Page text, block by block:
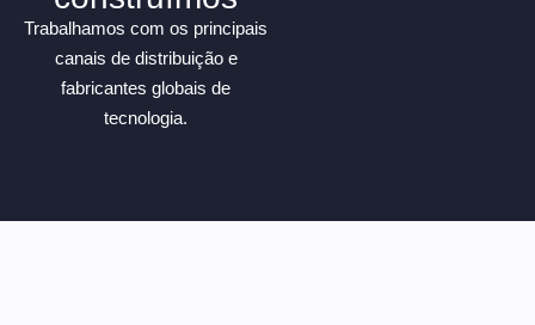
Trabalhamos com os principais
canais de distribuição e
fabricantes globais de
tecnologia.